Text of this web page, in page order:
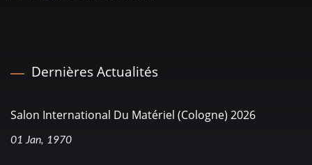
Dernières Actualités
Salon International Du Matériel (Cologne) 2026
01 Jan, 1970